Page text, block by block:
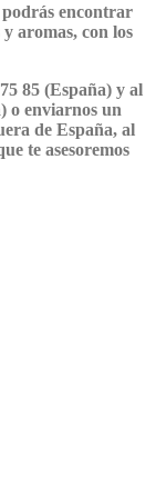
podrás encontrar
aromas, con los
85 (España) y al
o enviarnos un
de España, al
te asesoremos